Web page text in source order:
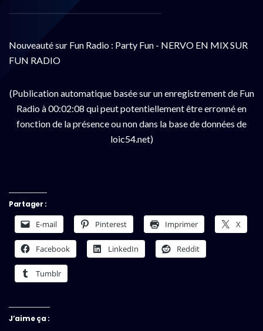
Nouveauté sur Fun Radio : Party Fun - NERVO EN MIX SUR
FUN RADIO
(Publication automatique basée sur un enregistrement de Fun
Radio à 00:02:08 qui peut potentiellement être erronné en
fonction de la présence ou non dans la base de données de
loic54.net)
Partager :
E-mail Pinterest Imprimer X
Facebook LinkedIn Reddit
Tumblr
J’aime ça :